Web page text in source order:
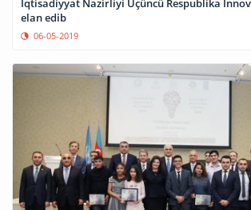
İqtisadiyyat Nazirliyi Üçüncü Respublika
elan edib
06-05-2019